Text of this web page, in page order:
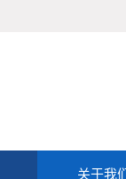
关于我们